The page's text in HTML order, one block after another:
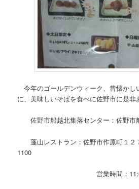
今年のゴールデンウィーク、昔懐かし
に、美味しいそばを食べに佐野市に是非
佐野市船越北集落センター：佐野市
蓬山レストラン：佐野市作原町１２
1100
営業時間：11:00～